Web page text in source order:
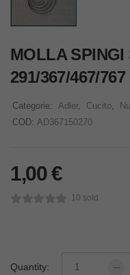
MOLLA SPINGI
291/367/467/767
Categorie: Adler, Cucito
COD: AD367150270
1,00€
10 sold
Quantity: